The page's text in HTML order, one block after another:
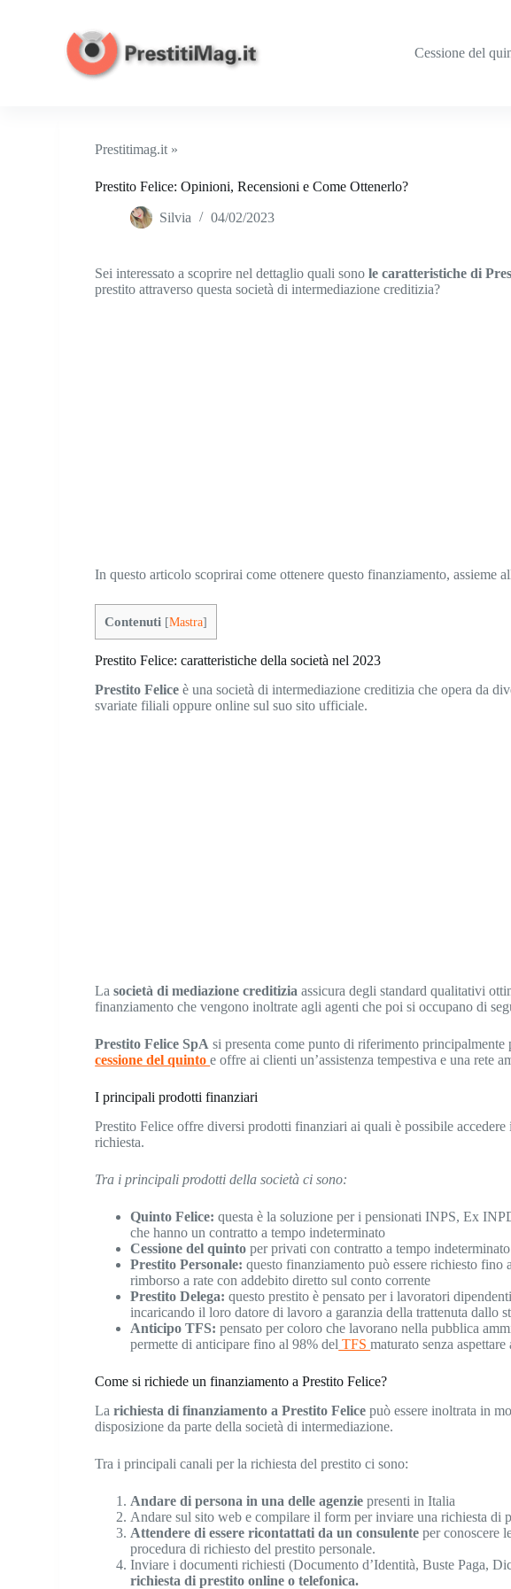
Cessione del
Prestitimag.it »
Prestito Felice: Opinioni, Recensioni e Come Ottenerlo?
Silvia 04/02/2023
Sei interessato a scoprire nel dettaglio quali sonole caratteristiche di
prestito attraverso questa società di intermediazione creditizia?
In questo articolo scoprirai come ottenere questo finanziamento, assieme
Contenuti [Mastra]
Prestito Felice: caratteristiche della società nel 2023
Prestito Feliceè una società di intermediazione creditizia che opera da
svariate filiali oppure online sul suo sito ufficiale.
La società di mediazione creditizia assicura degli standard qualitativi
finanziamento che vengono inoltrate agli agenti che poi si occupano di
Prestito Felice SpA si presenta come punto di riferimento
cessione del quintoe offre ai clienti un’assistenza tempestiva e una rete
I principali prodotti finanziari
Prestito Felice offre diversi prodotti finanziari ai quali è possibile accedere
richiesta.
Tra i principali prodotti della società ci sono:
Quinto Felice: questa è la soluzione per i pensionati INPS, Ex
che hanno un contratto a tempo indeterminato
Cessione del quinto per privati con contratto a tempo indeterminato
Prestito Personale: questo finanziamento può essere richiesto
rimborso a rate con addebito diretto sul conto corrente
Prestito Delega: questo prestito è pensato per i lavoratori
incaricando il loro datore di lavoro a garanzia della trattenuta dallo
Anticipo TFS: pensato per coloro che lavorano nella pubblica
permette di anticipare fino al 98% del TFSmaturato senza aspettare
Come si richiede un finanziamento a Prestito Felice?
Larichiesta di finanziamento a Prestito Felice può essere inoltrata in
disposizione da parte della società di intermediazione.
Tra i principali canali per la richiesta del prestito ci sono:
Andare di persona in una delle agenzie presenti in Italia
Andare sul sito web e compilare il form per inviare una richiesta di
Attendere di essere ricontattati da un consulenteper conoscere
procedura di richiesto del prestito personale.
Inviare i documenti richiesti (Documento d’Identità, Buste Paga,
richiesta di prestito online o telefonica.